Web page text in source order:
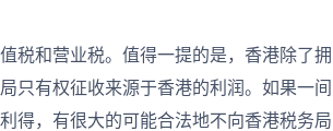
和营业税。值得一提的是，香港除了拥
只有权征收来源于香港的利润。如果一间
得，有很大的可能合法地不向香港税务局